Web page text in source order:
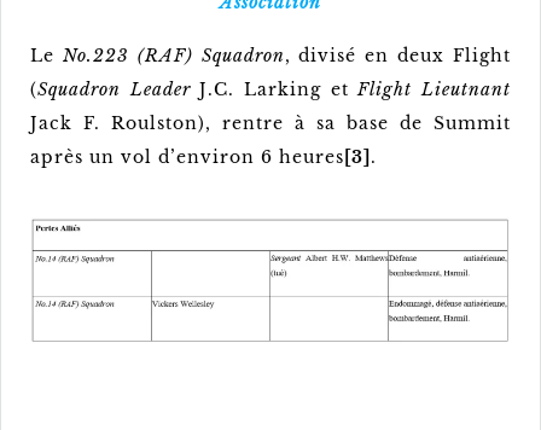
Le No.223 (RAF) Squadron, divisé en deux Flight
(Squadron LeaderJ.C. Larking et Flight Lieutnant
Jack F. Roulston), rentre à sa base de Summit
après un vol d’environ 6 heures [3] .